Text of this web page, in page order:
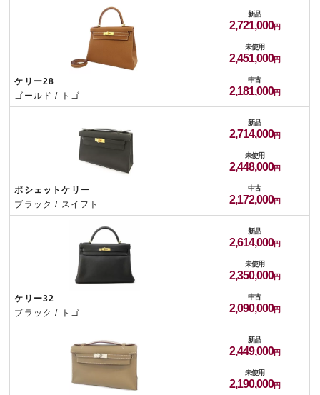
ケリー28
ゴールド / トゴ
新品
2,721,000
未使用
2,451,000
中古
2,181,000
ポシェットケリー
ブラック / スイフト
新品
2,714,000
未使用
2,448,000
中古
2,172,000
ケリー32
ブラック / トゴ
新品
2,614,000
未使用
2,350,000
中古
2,090,000
新品
2,449,000
未使用
2,190,000